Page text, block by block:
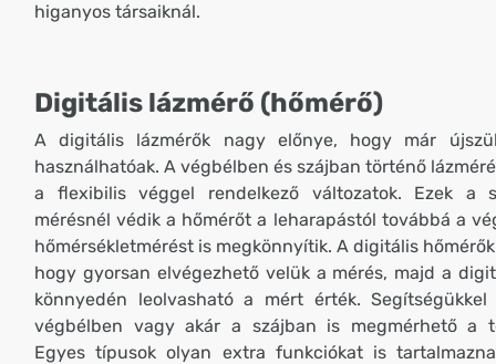
higanyos társaiknál.
Digitális lázmérő (hőmérő)
A digitális lázmérők nagy előnye, hogy már
használhatóak. A végbélben és szájban történő
a flexibilis véggel rendelkező változatok. Ezek a
mérésnél védik a hőmérőt a leharapástól továbbá a
hőmérsékletmérést is megkönnyítik. A digitális
hogy gyorsan elvégezhető velük a mérés, majd a
könnyedén leolvasható a mért érték.
végbélben vagy akár a szájban is megmérhető a
Egyes típusok olyan extra funkciókat is